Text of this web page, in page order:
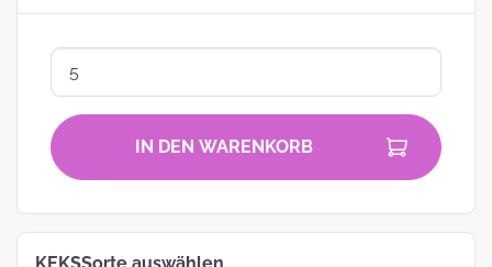
IN DEN WARENKORB